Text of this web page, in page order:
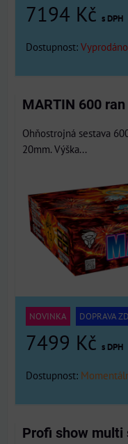
7194 Kč s DPH
Dostupnost: Vyprodáno
MARTIN 600
Ohňostrojná sestava
20mm. Výška...
NOVINKA DOPRAVA
7499 Kč s DPH
Dostupnost:
Profi show multi